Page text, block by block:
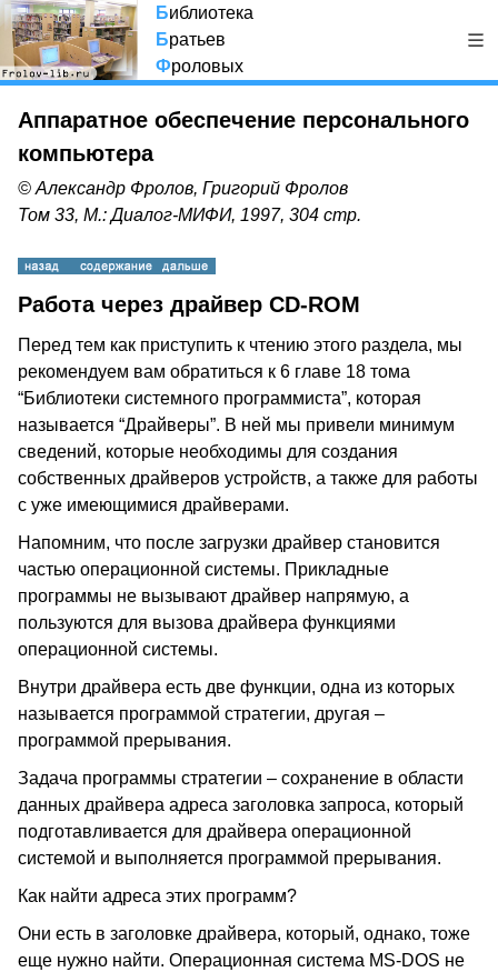
Библиотека
Братьев
Фроловых
Аппаратное обеспечение персонального
компьютера
© Александр Фролов, Григорий Фролов
Том 33, М.: Диалог-МИФИ, 1997, 304 стр.
Работа через драйвер CD-ROM
Перед тем как приступить к чтению этого раздела, мы
рекомендуем вам обратиться к 6 главе 18 тома
“Библиотеки системного программиста”, которая
называется “Драйверы”. В ней мы привели минимум
сведений, которые необходимы для создания
собственных драйверов устройств, а также для работы
с уже имеющимися драйверами.
Напомним, что после загрузки драйвер становится
частью операционной системы. Прикладные
программы не вызывают драйвер напрямую, а
пользуются для вызова драйвера функциями
операционной системы.
Внутри драйвера есть две функции, одна из которых
называется программой стратегии, другая –
программой прерывания.
Задача программы стратегии – сохранение в области
данных драйвера адреса заголовка запроса, который
подготавливается для драйвера операционной
системой и выполняется программой прерывания.
Как найти адреса этих программ?
Они есть в заголовке драйвера, который, однако, тоже
еще нужно найти. Операционная система MS-DOS не